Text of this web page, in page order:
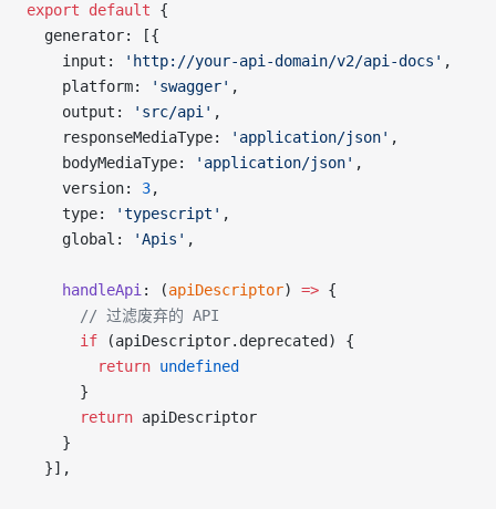
export default {
  generator: [{
    input:
'http://your-api-domain/v2/api-docs' ,
    platform:
'swagger' ,
    output:
'src/api' ,
    responseMediaType:
'application/json' ,
    bodyMediaType:
'application/json' ,
    version:
3,
    type:
'typescript' ,
    global:
'Apis' ,
    handleApi
: (apiDescriptor) => {
      // 过滤废弃的 API
      if
(apiDescriptor.deprecated) {
        return
undefined
      }
      return
apiDescriptor
    }
  }],